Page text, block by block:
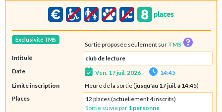
Exclusivité TMS
Sortie proposée seulement sur TMS
Intitulé
club de lecture
Date
Ven. 17 juil. 2026
14:45
Limite inscription
Heure de la sortie (jusqu'au 17 juil. à 14:45)
Places
12 places (actuellement 4 inscrits)
Sortie suivie par 1 personne